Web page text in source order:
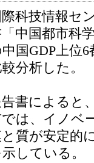
科技情報セ
中国都市科
国GDP上位
分析した。
書によると
は、イノベ
質が安定的
している。